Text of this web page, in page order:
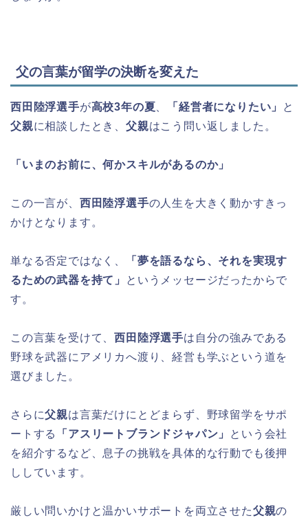
父の言葉が留学の決断を変えた
西田陸浮選手が高校3年の夏 「経営者になりたい」
と
父親に相談したとき、父親はこう問い返しました。
「いまのお前に、何かスキルがあるのか」
この一言が、 西田陸浮選手の人生を大きく動かすきっ
かけとなります。
単なる否定ではなく、
「夢を語るなら、それを実現す
るための武器を持て」
というメッセージだったからで
す。
この言葉を受けて、西田陸浮選手は自分の強みである
野球を武器にアメリカへ渡り、経営も学ぶという道を
選びました。
さらに父親は言葉だけにとどまらず、野球留学をサポ
ートする
「アスリートブランドジャパン」
という会社
を紹介するなど、息子の挑戦を具体的な行動でも後押
ししています。
厳しい問いかけと温かいサポートを両立させた父親の